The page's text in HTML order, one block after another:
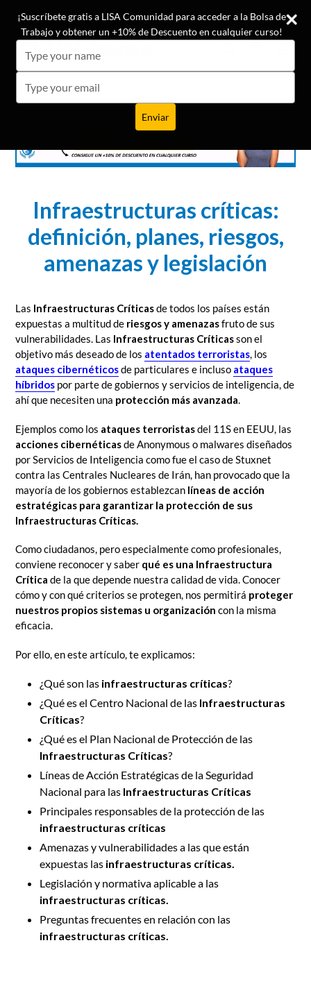
directamente
contenido
¡Conoce las opiniones de nuestros +19.500 alumnos!
Carrito
Carrito
Infraestructuras críticas:
definición, planes, riesgos,
amenazas y legislación
Las Infraestructuras Críticasde todos los países están
expuestas a multitud de riesgos y amenazasfruto de sus
vulnerabilidades. Las Infraestructuras Críticasson el
objetivo más deseado de los atentados terroristas, los
ataques cibernéticosde particulares e incluso ataques
híbridos por parte de gobiernos y servicios de inteligencia, de
ahí que necesiten una protección más avanzada.
Ejemplos como los ataques terroristasdel 11S en EEUU, las
acciones cibernéticasde Anonymous o malwares diseñados
por Servicios de Inteligencia como fue el caso de Stuxnet
contra las Centrales Nucleares de Irán, han provocado que la
mayoría de los gobiernos establezcan líneas de acción
estratégicas para garantizar la protección de sus
Infraestructuras Críticas.
Como ciudadanos, pero especialmente como profesionales,
conviene reconocer y saber qué es una Infraestructura
Crítica de la que depende nuestra calidad de vida. Conocer
cómo y con qué criterios se protegen, nos permitirá proteger
nuestros propios sistemas u organización con la misma
eficacia.
Por ello, en este artículo, te explicamos:
¿Qué son las infraestructuras críticas?
¿Qué es el Centro Nacional de las Infraestructuras
Críticas?
¿Qué es el Plan Nacional de Protección de las
Infraestructuras Críticas?
Líneas de Acción Estratégicas de la Seguridad
Nacional para las Infraestructuras Críticas
Principales responsables de la protección de las
infraestructuras críticas
Amenazas y vulnerabilidades a las que están
expuestas las infraestructuras críticas.
Legislación y normativa aplicable a las
infraestructuras críticas.
Preguntas frecuentes en relación con las
infraestructuras críticas.
¡Suscríbete gratis a LISA Comunidad para acceder a la Bolsa de
Trabajo y obtener un +10% de Descuento en cualquier curso!
your
name
your
email
Enviar